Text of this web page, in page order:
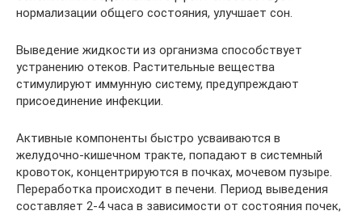
нормализации общего состояния, улучшает сон.
Выведение жидкости из организма способствует
устранению отеков. Растительные вещества
стимулируют иммунную систему, предупреждают
присоединение инфекции.
Активные компоненты быстро усваиваются в
желудочно-кишечном тракте, попадают в системный
кровоток, концентрируются в почках, мочевом пузыре.
Переработка происходит в печени. Период выведения
составляет 2-4 часа в зависимости от состояния почек,